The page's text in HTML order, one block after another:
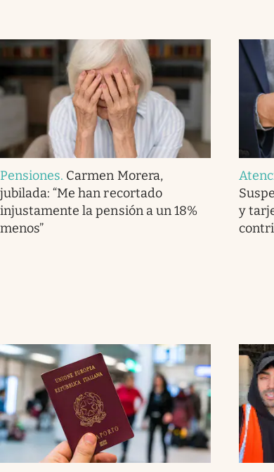
Pensiones. Carmen Morera,
jubilada: “Me han recortado
injustamente la pensión a un 18%
menos”
y